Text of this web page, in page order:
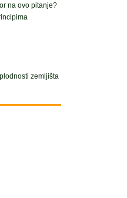
na ovo pitanje?
zemljišta